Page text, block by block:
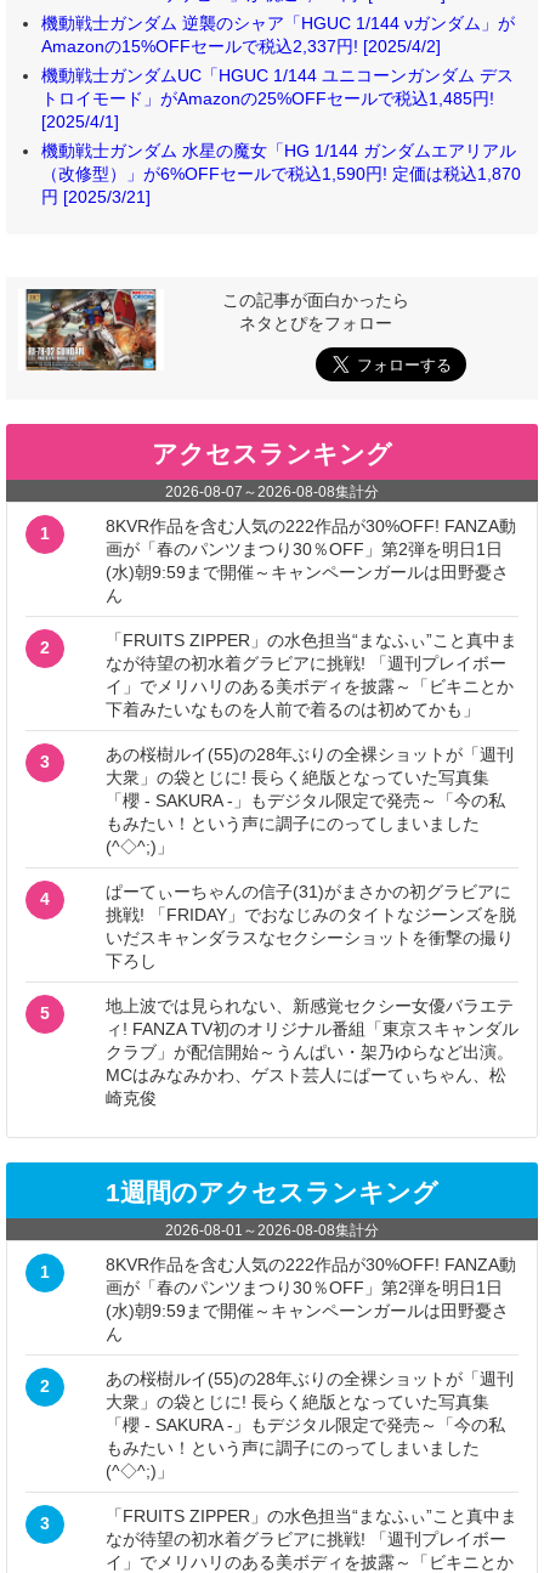
機動戦士ガンダム 逆襲のシャア「HGUC 1/144 νガンダム」が
Amazonの15%OFFセールで税込2,337円! [2025/4/2]
機動戦士ガンダムUC「HGUC 1/144 ユニコーンガンダム デス
トロイモード」がAmazonの25%OFFセールで税込1,485円!
[2025/4/1]
機動戦士ガンダム 水星の魔女「HG 1/144 ガンダムエアリアル
（改修型）」が6%OFFセールで税込1,590円! 定価は税込1,870
円 [2025/3/21]
この記事が面白かったら
ネタとぴをフォロー
アクセスランキング
2026-08-07 ～2026-08-08集計分
1
8KVR作品を含む人気の222作品が30%OFF! FANZA動
画が「春のパンツまつり30％OFF」第2弾を明日1日
(水)朝9:59まで開催～キャンペーンガールは田野憂さ
ん
2
「FRUITS ZIPPER」の水色担当“まなふぃ”こと真中ま
なが待望の初水着グラビアに挑戦! 「週刊プレイボー
イ」でメリハリのある美ボディを披露～「ビキニとか
下着みたいなものを人前で着るのは初めてかも」
3
あの桜樹ルイ(55)の28年ぶりの全裸ショットが「週刊
大衆」の袋とじに! 長らく絶版となっていた写真集
「櫻 - SAKURA -」もデジタル限定で発売～「今の私
もみたい！という声に調子にのってしまいました
(^◇^;)」
4
ぱーてぃーちゃんの信子(31)がまさかの初グラビアに
挑戦! 「FRIDAY」でおなじみのタイトなジーンズを脱
いだスキャンダラスなセクシーショットを衝撃の撮り
下ろし
5
地上波では見られない、新感覚セクシー女優バラエテ
ィ! FANZA TV初のオリジナル番組「東京スキャンダル
クラブ」が配信開始～うんぱい・架乃ゆらなど出演。
MCはみなみかわ、ゲスト芸人にぱーてぃちゃん、松
崎克俊
1週間のアクセスランキング
2026-08-01 ～2026-08-08集計分
1
8KVR作品を含む人気の222作品が30%OFF! FANZA動
画が「春のパンツまつり30％OFF」第2弾を明日1日
(水)朝9:59まで開催～キャンペーンガールは田野憂さ
ん
2
あの桜樹ルイ(55)の28年ぶりの全裸ショットが「週刊
大衆」の袋とじに! 長らく絶版となっていた写真集
「櫻 - SAKURA -」もデジタル限定で発売～「今の私
もみたい！という声に調子にのってしまいました
(^◇^;)」
3
「FRUITS ZIPPER」の水色担当“まなふぃ”こと真中ま
なが待望の初水着グラビアに挑戦! 「週刊プレイボー
イ」でメリハリのある美ボディを披露～「ビキニとか